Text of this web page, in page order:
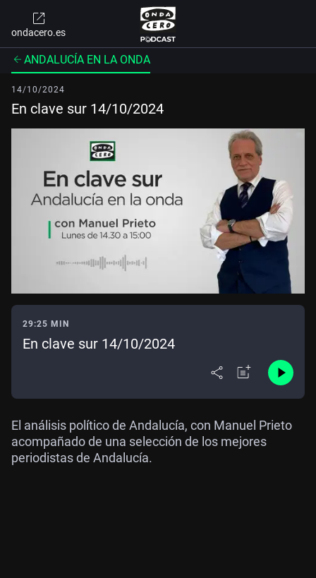
ondacero.es
ANDALUCÍA EN LA ONDA
14/10/2024
En clave sur 14/10/2024
29:25 MIN
En clave sur 14/10/2024
El análisis político de Andalucía, con Manuel Prieto
acompañado de una selección de los mejores
periodistas de Andalucía.